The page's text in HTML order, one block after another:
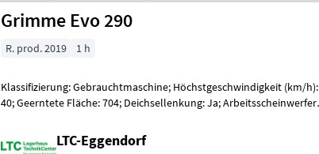
Grimme Evo 290
R. prod. 2019 1 h
Klassifizierung: Gebrauchtmaschine; Höchstgeschwindigkeit (km/h):
40; Geerntete Fläche: 704; Deichsellenkung: Ja; Arbeitsscheinwerfer
LTC-Eggendorf